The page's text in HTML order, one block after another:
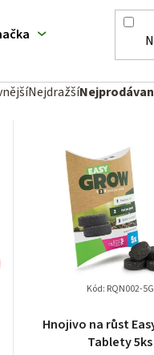
Nejdražší
Hnojivo na růst
Tablety 5ks
Kód: RQN002-5G